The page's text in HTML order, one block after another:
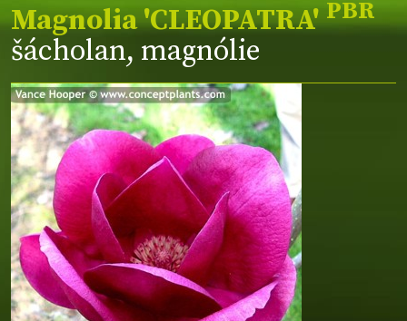
Magnolia 'CLEOPATRA'PBR
šácholan, magnólie